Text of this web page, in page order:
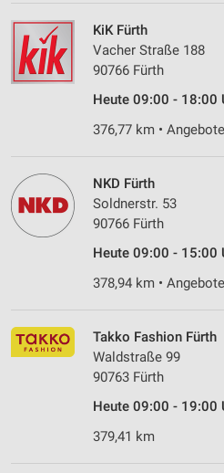
KiK Fürth
Vacher Straße 188
90766 Fürth
Heute 09:00 - 18:00
376,77 km •
NKD Fürth
Soldnerstr. 53
90766 Fürth
Heute 09:00 - 15:00
378,94 km •
Takko Fashion Fürth
Waldstraße 99
90763 Fürth
Heute 09:00 - 19:00
379,41 km